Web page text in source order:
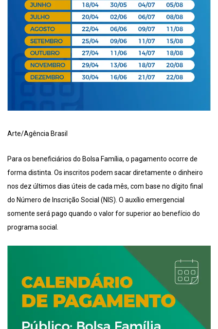
Arte/Agência Brasil
Para os beneficiários do Bolsa Família, o pagamento ocorre de
forma distinta. Os inscritos podem sacar diretamente o dinheiro
nos dez últimos dias úteis de cada mês, com base no dígito final
do Número de Inscrição Social (NIS). O auxílio emergencial
somente será pago quando o valor for superior ao benefício do
programa social.